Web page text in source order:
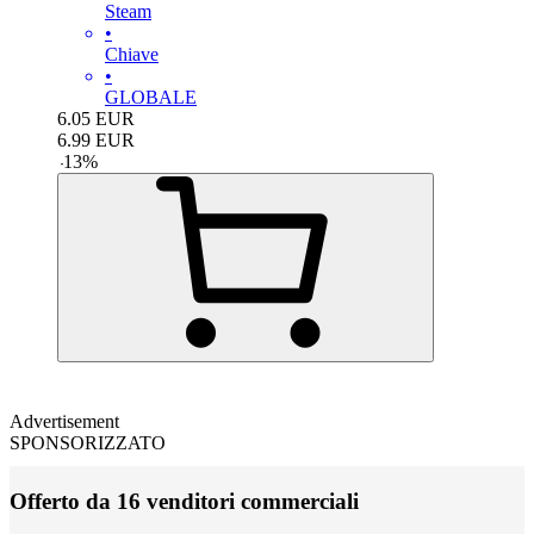
Steam
•
Chiave
•
GLOBALE
6.05 EUR
6.99 EUR
-13%
Advertisement
SPONSORIZZATO
Offerto da 16 venditori commerciali